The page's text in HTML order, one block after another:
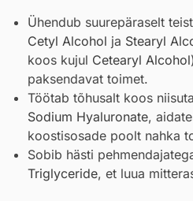
Ühendub suurepäraselt
Cetyl Alcohol ja Stearyl
koos kujul Cetearyl Alcohol
paksendavat toimet.
Töötab tõhusalt koos
Sodium Hyaluronate,
koostisosade poolt nahka
Sobib hästi
Triglyceride, et luua